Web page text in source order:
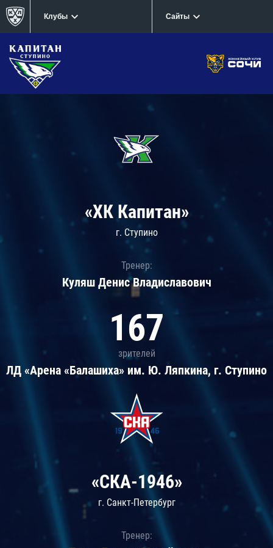
Клубы Сайты
«ХК Капитан»
г. Ступино
Тренер:
Куляш Денис Владиславович
167
зрителей
ЛД «Арена «Балашиха» им. Ю. Ляпкина, г. Ступино
«СКА-1946»
г. Санкт-Петербург
Тренер: